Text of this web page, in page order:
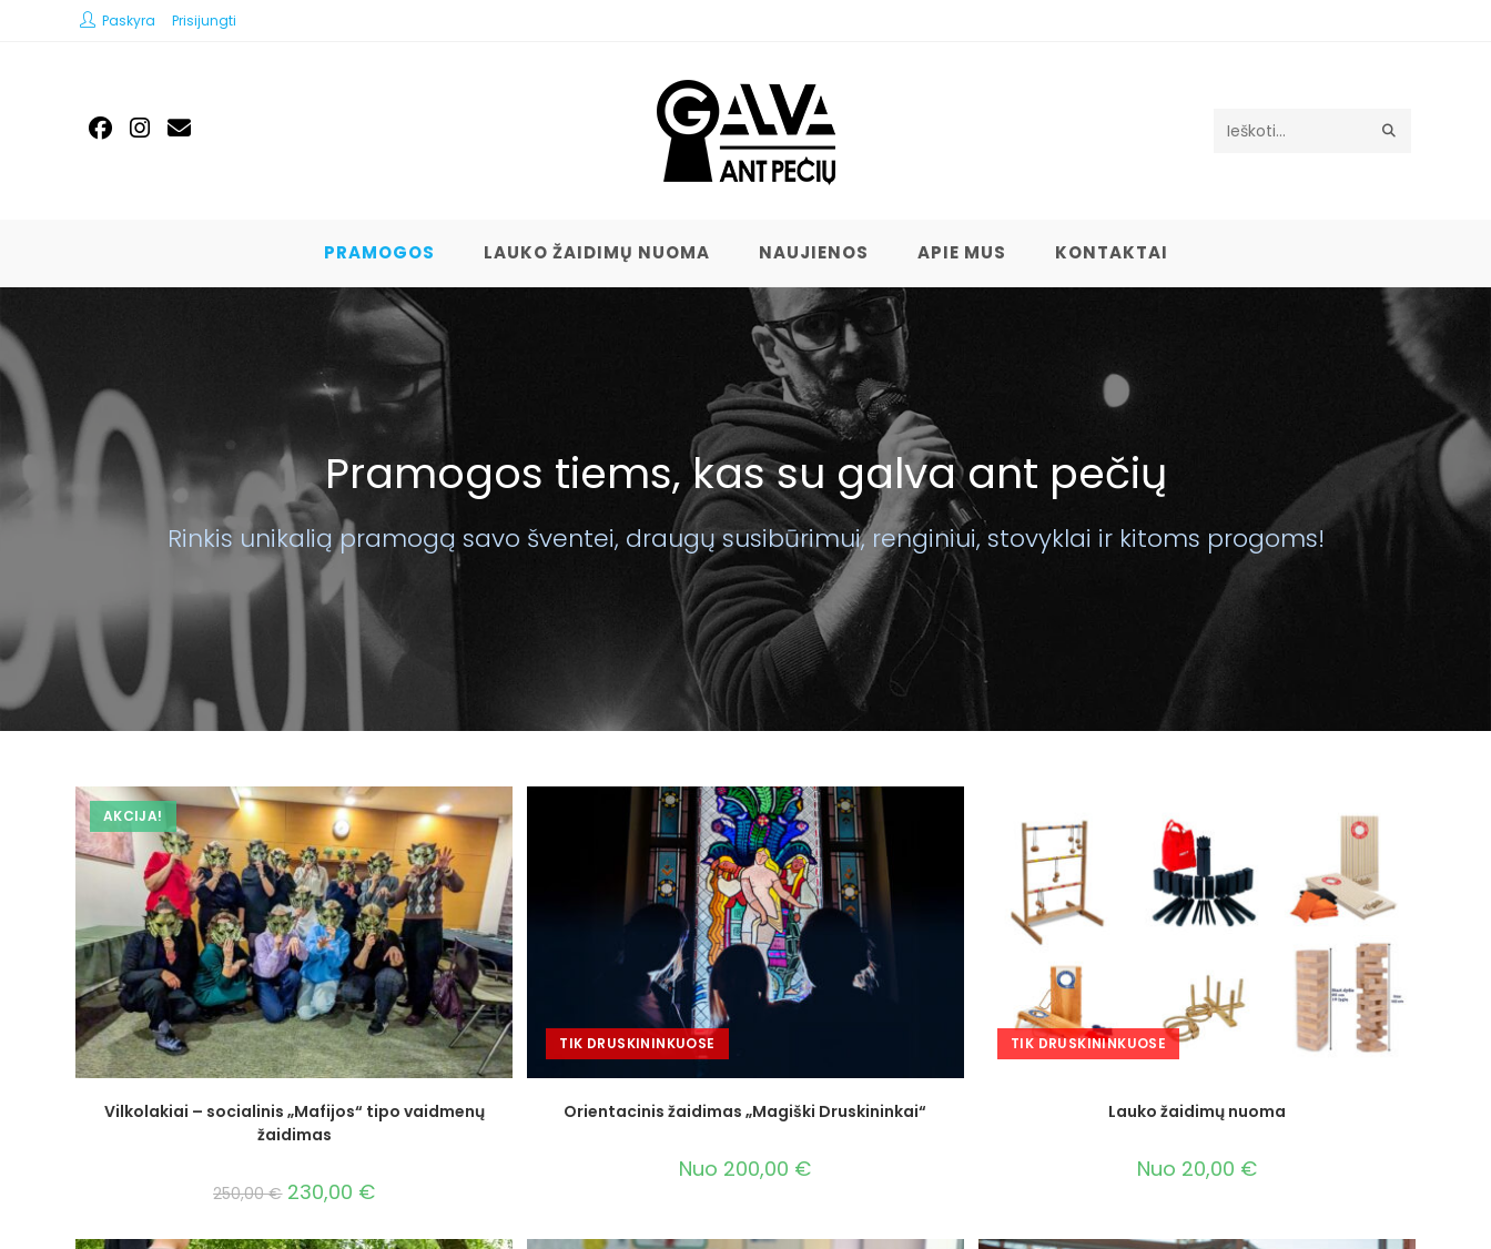
Paskyra Prisijungti
Search
PRAMOGOS LAUKO ŽAIDIMŲ NUOMA NAUJIENOS APIE MUS KONTAKTAI
Pramogos tiems, kas su galva ant pečių
Rinkis unikalią pramogą savo šventei, draugų susibūrimui, renginiui, stovyklai ir kitoms progoms!
AKCIJA!
Vilkolakiai – socialinis „Mafijos“ tipo vaidmenų
žaidimas
250,00€ 230,00 €
TIK DRUSKININKUOSE
Orientacinis žaidimas „Magiški Druskininkai“
Nuo 200,00 €
TIK DRUSKININKUOSE
Lauko žaidimų nuoma
Nuo 20,00 €